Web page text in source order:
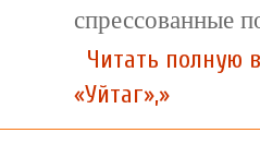
спрессованные
Читать полную
«Уйтаг»,»